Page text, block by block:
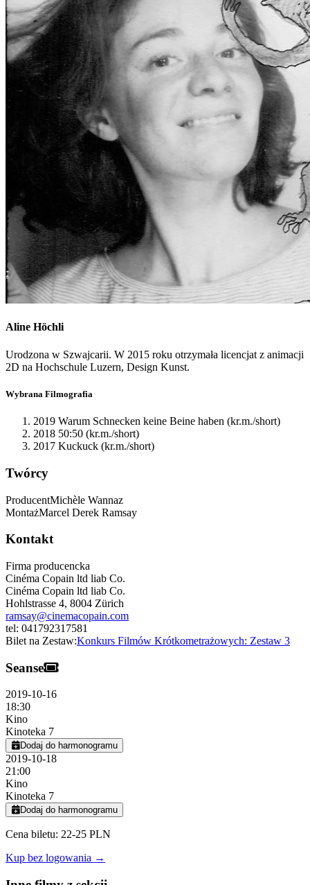
Aline Höchli
Urodzona w Szwajcarii. W 2015 roku otrzymała licencjat z animacji
2D na Hochschule Luzern, Design Kunst.
Wybrana Filmografia
2019 Warum Schnecken keine Beine haben (kr.m./short)
2018 50:50 (kr.m./short)
2017 Kuckuck (kr.m./short)
Twórcy
ProducentMichèle Wannaz
MontażMarcel Derek Ramsay
Kontakt
Firma producencka
Cinéma Copain ltd liab Co.
Cinéma Copain ltd liab Co.
Hohlstrasse 4, 8004 Zürich
ramsay@cinemacopain.com
tel: 041792317581
Bilet na Zestaw:Konkurs Filmów Krótkometrażowych: Zestaw 3
Seanse
2019-10-16
18:30
Kino
Kinoteka 7
Dodaj do harmonogramu
2019-10-18
21:00
Kino
Kinoteka 7
Dodaj do harmonogramu
Cena biletu: 22-25 PLN
Kup bez logowania →